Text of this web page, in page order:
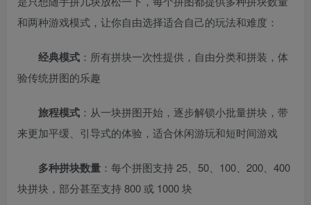
和两种游戏模式，让你自由选择适合自己的玩法和难度：
经典模式 ：所有拼块一次性提供，自由分类和拼装，体
验传统拼图的乐趣
旅程模式 ：从一块拼图开始，逐步解锁小批量拼块，带
来更加平缓、引导式的体验，适合休闲游玩和短时间游戏
多种拼块数量 ：每个拼图支持 25、50、100、200、400
块拼块，部分甚至支持 800 或 1000 块